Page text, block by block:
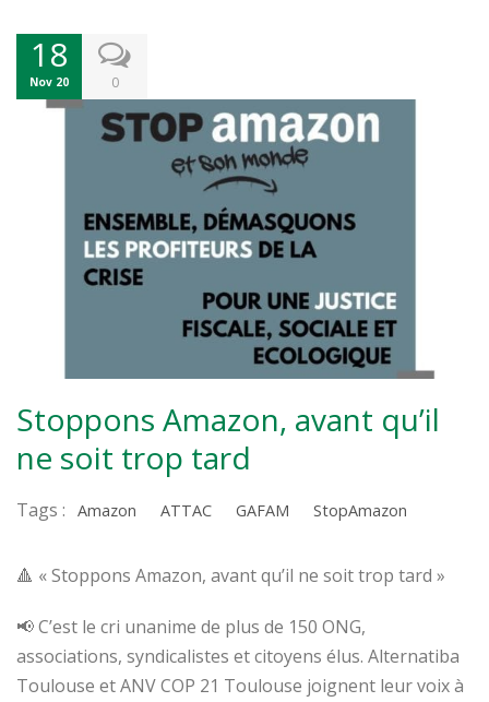
18
Nov 20 0
Stoppons Amazon, avant qu’il
ne soit trop tard
Tags : Amazon ATTAC GAFAM StopAmazon
🔺 « Stoppons Amazon, avant qu’il ne soit trop tard »
📢 C’est le cri unanime de plus de 150 ONG,
associations, syndicalistes et citoyens élus. Alternatiba
Toulouse et ANV COP 21 Toulouse joignent leur voix à